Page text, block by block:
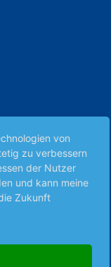
von
zu verbessern
der Nutzer
und kann meine
Zukunft